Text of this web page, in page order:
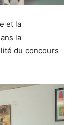
et la
la
du concours